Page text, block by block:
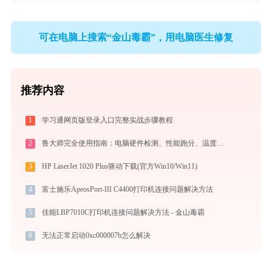
可在电脑上搜索“金山毒霸”，用电脑医生修复
推荐内容
1 学习通网页版登录入口完整实战步骤教程
2 鲁大师完全使用指南：电脑硬件检测、性能跑分、温度监控与系统优化一站式攻略
3 HP LaserJet 1020 Plus驱动下载(官方Win10/Win11)
4 富士施乐ApeosPort-III C4400打印机连接问题解决方法
5 佳能LBP7010C打印机连接问题解决方法 - 金山毒霸
6 无法正常启动0xc000007b怎么解决